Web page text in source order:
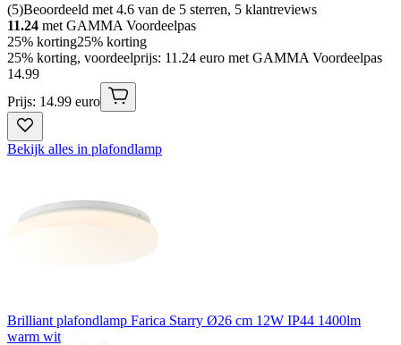
(5)Beoordeeld met 4.6 van de 5 sterren, 5 klantreviews
11.24 met GAMMA Voordeelpas
25% korting25% korting
25% korting, voordeelprijs: 11.24 euro met GAMMA Voordeelpas
14.99
Prijs: 14.99 euro
Bekijk alles in plafondlamp
Brilliant plafondlamp Farica Starry Ø26 cm 12W IP44 1400lm
warm wit